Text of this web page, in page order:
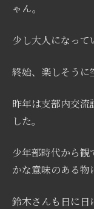
ゃん。
少し大人になって
終始、楽しそうに
昨年は支部内交流
した。
少年部時代から
かな意味のある物
鈴木さんも日に日